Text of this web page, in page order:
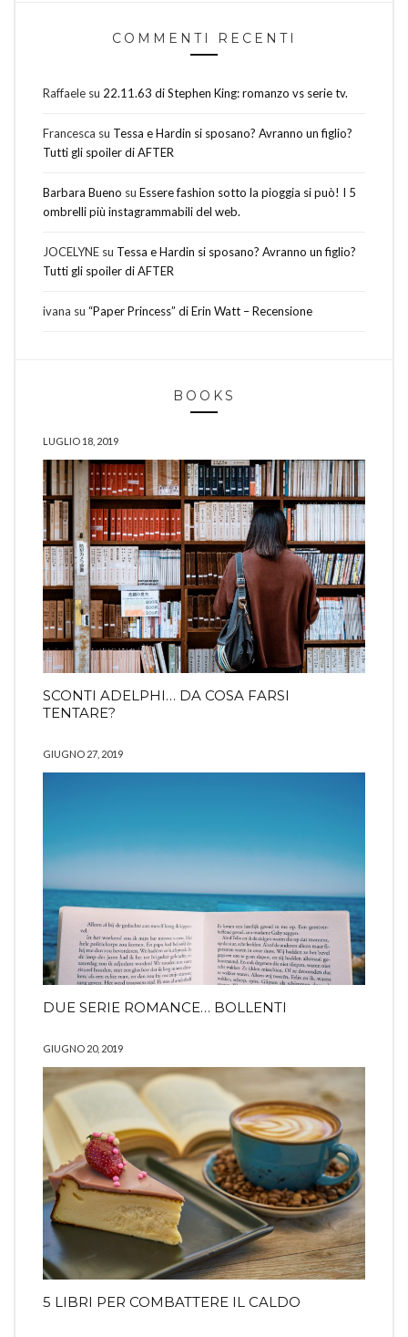
COMMENTI RECENTI
Raffaele su 22.11.63 di Stephen King: romanzo vs serie tv.
Francesca su Tessa e Hardin si sposano? Avranno un figlio?
Tutti gli spoiler di AFTER
Barbara Bueno su Essere fashion sotto la pioggia si può! I 5
ombrelli più instagrammabili del web.
JOCELYNE su Tessa e Hardin si sposano? Avranno un figlio?
Tutti gli spoiler di AFTER
ivana su “Paper Princess” di Erin Watt – Recensione
BOOKS
LUGLIO 18, 2019
SCONTI ADELPHI… DA COSA FARSI
TENTARE?
GIUGNO 27, 2019
DUE SERIE ROMANCE… BOLLENTI
GIUGNO 20, 2019
5 LIBRI PER COMBATTERE IL CALDO